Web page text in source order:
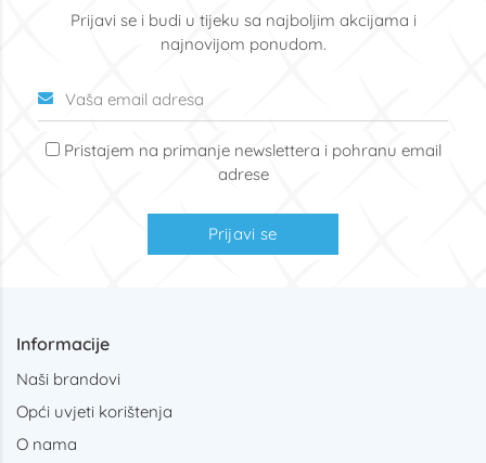
Prijavi se i budi u tijeku sa najboljim akcijama i
najnovijom ponudom.
Pristajem na primanje newslettera i pohranu email
adrese
Prijavi se
Informacije
Naši brandovi
Opći uvjeti korištenja
O nama